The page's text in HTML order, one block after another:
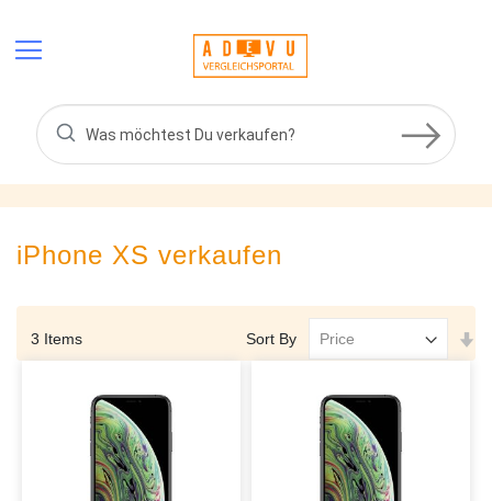
iPhone XS verkaufen
3 Items Sort By